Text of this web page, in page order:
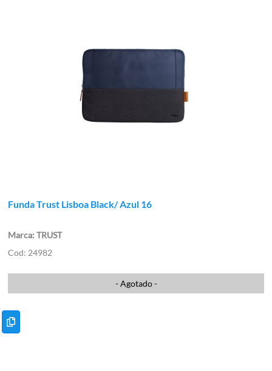
Funda Trust Lisboa Black/ Azul 16
TRUST
24982
- Agotado -